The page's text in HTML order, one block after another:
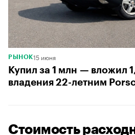
РЫНОК15 июня
Купил за 1 млн — вложил
владения 22-летним
Стоимость